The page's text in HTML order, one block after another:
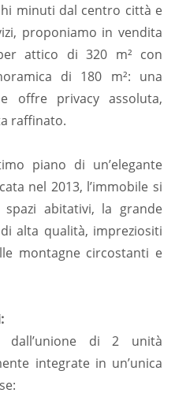
minuti dal centro città e
proponiamo in vendita
attico di 320 m² con
di 180 m²: una
offre privacy assoluta,
raffinato.
piano di un’elegante
nel 2013, l’immobile si
abitativi, la grande
alta qualità, impreziositi
montagne circostanti e
dall’unione di 2 unità
integrate in un’unica